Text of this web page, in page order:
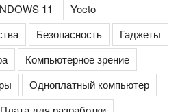
11
Yocto
Безопасность
Гаджеты
Компьютерное зрение
Одноплатный компьютер